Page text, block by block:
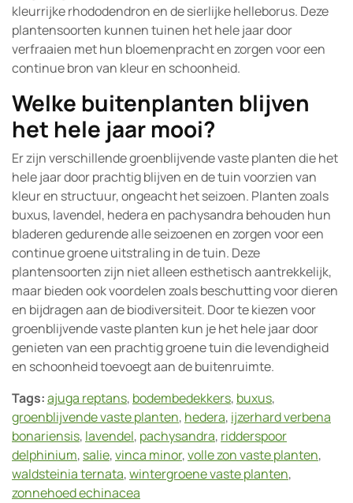
kleurrijke rhododendron en de sierlijke helleborus. Deze
plantensoorten kunnen tuinen het hele jaar door
verfraaien met hun bloemenpracht en zorgen voor een
continue bron van kleur en schoonheid.
Welke buitenplanten blijven
het hele jaar mooi?
Er zijn verschillende groenblijvende vaste planten die het
hele jaar door prachtig blijven en de tuin voorzien van
kleur en structuur, ongeacht het seizoen. Planten zoals
buxus, lavendel, hedera en pachysandra behouden hun
bladeren gedurende alle seizoenen en zorgen voor een
continue groene uitstraling in de tuin. Deze
plantensoorten zijn niet alleen esthetisch aantrekkelijk,
maar bieden ook voordelen zoals beschutting voor dieren
en bijdragen aan de biodiversiteit. Door te kiezen voor
groenblijvende vaste planten kun je het hele jaar door
genieten van een prachtig groene tuin die levendigheid
en schoonheid toevoegt aan de buitenruimte.
Tags:ajuga reptans, bodembedekkers, buxus,
groenblijvende vaste planten, hedera, ijzerhard verbena
bonariensis, lavendel, pachysandra, ridderspoor
delphinium, salie,vinca minor,volle zon vaste planten,
waldsteinia ternata,wintergroene vaste planten,
zonnehoed echinacea